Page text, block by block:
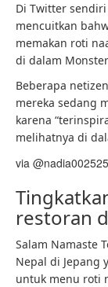
Di Twitter
mencuitkan
memakan roti
di dalam
Beberapa
mereka sedang
karena
melihatnya di
via @nadia002525
restoran
Salam Namaste
Nepal di Jepang
untuk menu roti